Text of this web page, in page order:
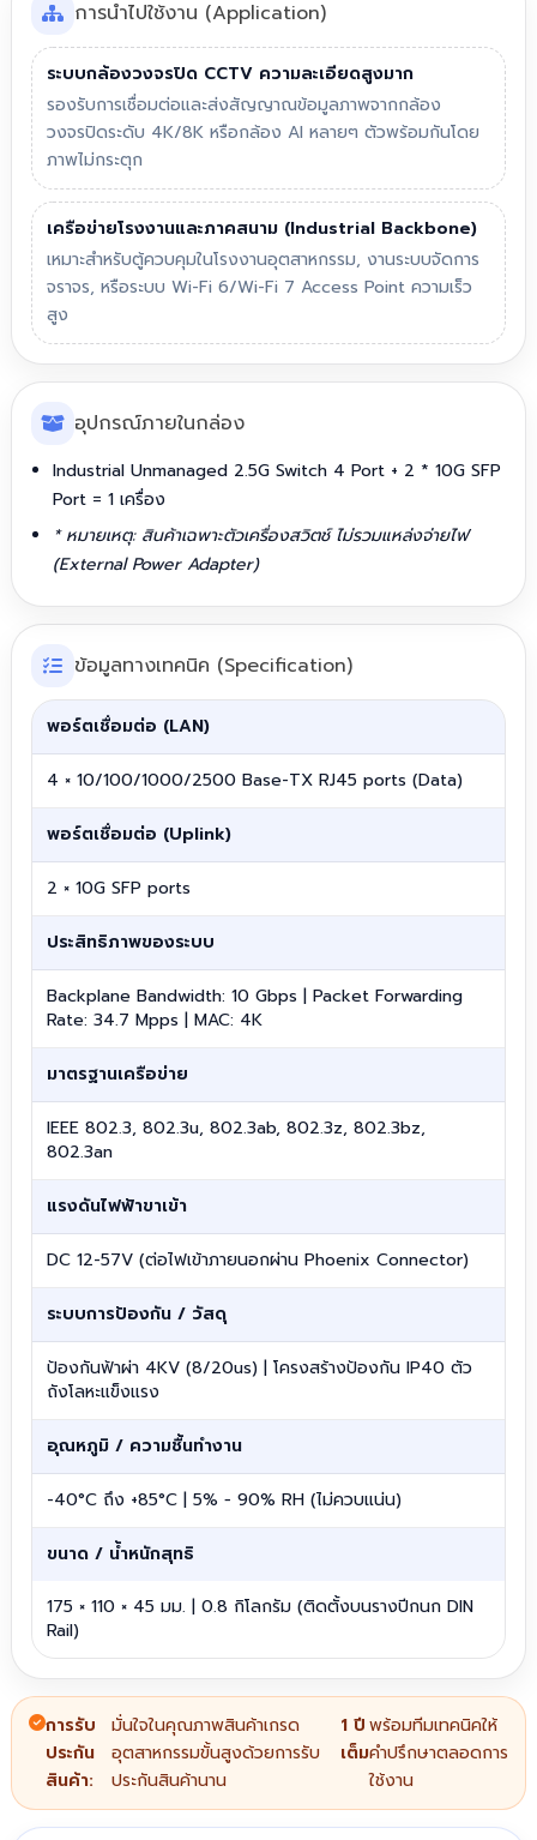
การนำไปใช้งาน (Application)
ระบบกล้องวงจรปิด CCTV ความละเอียดสูงมาก
รองรับการเชื่อมต่อและส่งสัญญาณข้อมูลภาพจากกล้อง
วงจรปิดระดับ 4K/8K หรือกล้อง AI หลายๆ ตัวพร้อมกันโดย
ภาพไม่กระตุก
เครือข่ายโรงงานและภาคสนาม (Industrial Backbone)
เหมาะสำหรับตู้ควบคุมในโรงงานอุตสาหกรรม, งานระบบจัดการ
จราจร, หรือระบบ Wi-Fi 6/Wi-Fi 7 Access Point ความเร็ว
สูง
อุปกรณ์ภายในกล่อง
Industrial Unmanaged 2.5G Switch 4 Port + 2 * 10G SFP
Port = 1 เครื่อง
* หมายเหตุ: สินค้าเฉพาะตัวเครื่องสวิตช์ ไม่รวมแหล่งจ่ายไฟ
(External Power Adapter)
ข้อมูลทางเทคนิค (Specification)
พอร์ตเชื่อมต่อ (LAN)
4 × 10/100/1000/2500 Base-TX RJ45 ports (Data)
พอร์ตเชื่อมต่อ (Uplink)
2 × 10G SFP ports
ประสิทธิภาพของระบบ
Backplane Bandwidth: 10 Gbps | Packet Forwarding
Rate: 34.7 Mpps | MAC: 4K
มาตรฐานเครือข่าย
IEEE 802.3, 802.3u, 802.3ab, 802.3z, 802.3bz,
802.3an
แรงดันไฟฟ้าขาเข้า
DC 12-57V (ต่อไฟเข้าภายนอกผ่าน Phoenix Connector)
ระบบการป้องกัน / วัสดุ
ป้องกันฟ้าผ่า 4KV (8/20us) | โครงสร้างป้องกัน IP40 ตัว
ถังโลหะแข็งแรง
อุณหภูมิ / ความชื้นทำงาน
-40°C ถึง +85°C | 5% − 90% RH (ไม่ควบแน่น)
ขนาด / น้ำหนักสุทธิ
175 × 110 × 45 มม. | 0.8 กิโลกรัม (ติดตั้งบนรางปีกนก DIN
Rail)
การรับ
ประกัน
สินค้า:
มั่นใจในคุณภาพสินค้าเกรด
อุตสาหกรรมขั้นสูงด้วยการรับ
ประกันสินค้านาน
1 ปี
เต็ม
พร้อมทีมเทคนิคให้
คำปรึกษาตลอดการ
ใช้งาน